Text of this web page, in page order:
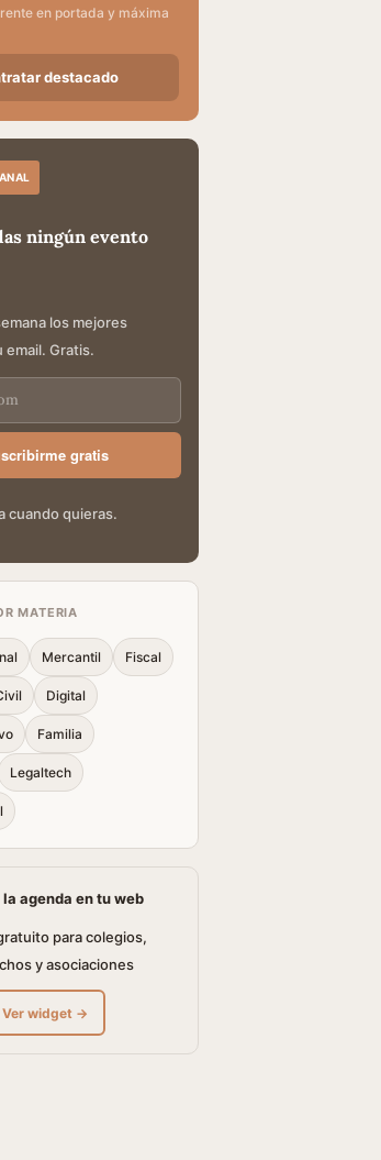
en portada y máxima
destacado
ningún evento
los mejores
Gratis.
gratis
cuando quieras.
MATERIA
Mercantil Fiscal
Digital
Familia
Legaltech
agenda en tu web
para colegios,
y asociaciones
Ver widget →